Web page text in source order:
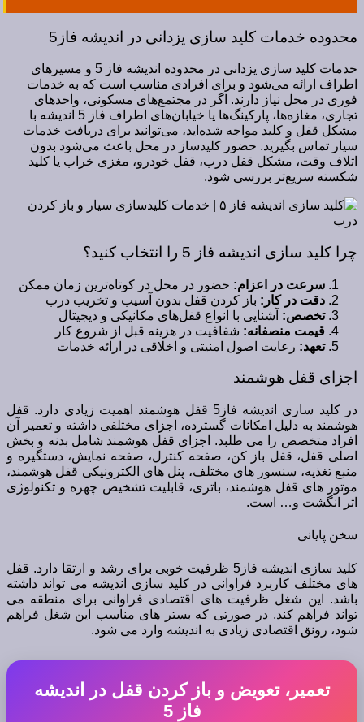
محدوده خدمات کلید سازی یزدانی در اندیشه فاز5
خدمات کلید سازی یزدانی در محدوده اندیشه فاز 5 و مسیرهای
اطراف ارائه می‌شود و برای افرادی مناسب است که به خدمات
فوری در محل نیاز دارند. اگر در مجتمع‌های مسکونی، واحدهای
تجاری، مغازه‌ها، پارکینگ‌ها یا خیابان‌های اطراف فاز 5 اندیشه با
مشکل قفل و کلید مواجه شده‌اید، می‌توانید برای دریافت خدمات
سیار تماس بگیرید. حضور کلیدساز در محل باعث می‌شود بدون
اتلاف وقت، مشکل قفل درب، قفل خودرو، مغزی خراب یا کلید
شکسته سریع‌تر بررسی شود.
چرا کلید سازی اندیشه فاز 5 را انتخاب کنید؟
سرعت در اعزام: حضور در محل در کوتاه‌ترین زمان ممکن
دقت در کار: باز کردن قفل بدون آسیب و تخریب درب
تخصص: آشنایی با انواع قفل‌های مکانیکی و دیجیتال
قیمت منصفانه: شفافیت در هزینه قبل از شروع کار
تعهد: رعایت اصول امنیتی و اخلاقی در ارائه خدمات
اجزای قفل هوشمند
در کلید سازی اندیشه فاز5 قفل هوشمند اهمیت زیادی دارد. قفل
هوشمند به دلیل امکانات گسترده، اجزای مختلفی داشته و تعمیر آن
افراد متخصص را می طلبد. اجزای قفل هوشمند شامل بدنه و بخش
اصلی قفل، قفل باز کن، صفحه کنترل، صفحه نمایش، دستگیره و
منبع تغذیه، سنسور های مختلف، پنل های الکترونیکی قفل هوشمند،
موتور های قفل هوشمند، باتری، قابلیت تشخیص چهره و تکنولوژی
اثر انگشت و… است.
سخن پایانی
کلید سازی اندیشه فاز5 ظرفیت خوبی برای رشد و ارتقا دارد. قفل
های مختلف کاربرد فراوانی در کلید سازی اندیشه می تواند داشته
باشد. این شغل ظرفیت های اقتصادی فراوانی برای منطقه می
تواند فراهم کند. در صورتی که بستر های مناسب این شغل فراهم
شود، رونق اقتصادی زیادی به اندیشه وارد می شود.
تعمیر، تعویض و باز کردن قفل در اندیشه
فاز 5